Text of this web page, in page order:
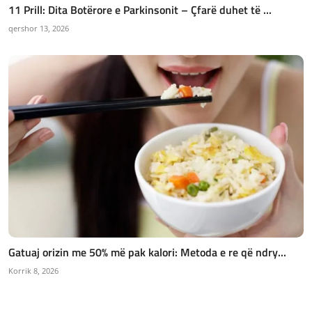
11 Prill: Dita Botërore e Parkinsonit – Çfarë duhet të ...
qershor 13, 2026
Gatuaj orizin me 50% më pak kalori: Metoda e re që ndry...
Korrik 8, 2026